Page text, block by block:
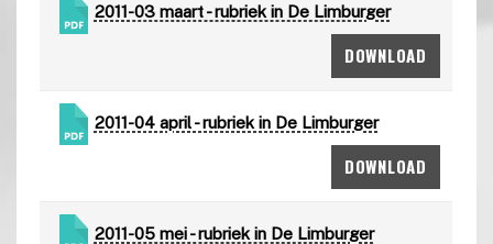
2011-03 maart - rubriek in De Limburger
DOWNLOAD
2011-04 april - rubriek in De Limburger
DOWNLOAD
2011-05 mei - rubriek in De Limburger